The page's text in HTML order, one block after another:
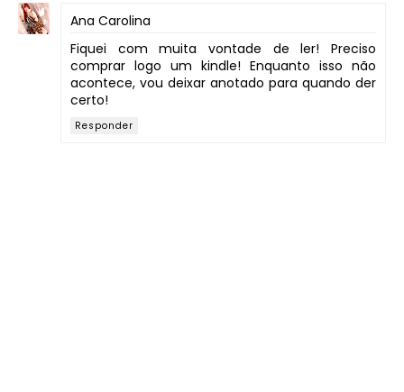
Ana Carolina
Fiquei com muita vontade de ler! Preciso
comprar logo um kindle! Enquanto isso não
acontece, vou deixar anotado para quando der
certo!
Responder